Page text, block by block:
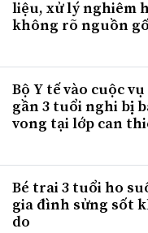
liệu, xử lý nghiêm
không rõ nguồn
Bộ Y tế vào cuộc
gần 3 tuổi nghi bị
vong tại lớp can
Bé trai 3 tuổi ho
gia đình sửng sốt
do